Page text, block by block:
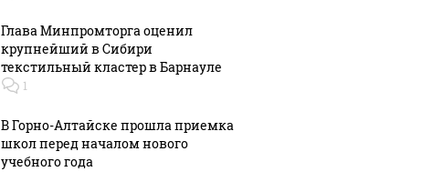
Таких событий не
было с 1945: чего
ждать всем нам?
В магазинах России
Глава Минпромторга оценил
крупнейший в Сибири
текстильный кластер в Барнауле
1
В Горно-Алтайске прошла приемка
школ перед началом нового
учебного года